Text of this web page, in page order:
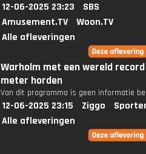
12-06-2025 23:23
SBS
Amusement.TV
Woon.TV
Alle afleveringen
Warholm met een wereld
meter horden
Van dit programma is geen informatie
12-06-2025 23:15 Ziggo
Alle afleveringen